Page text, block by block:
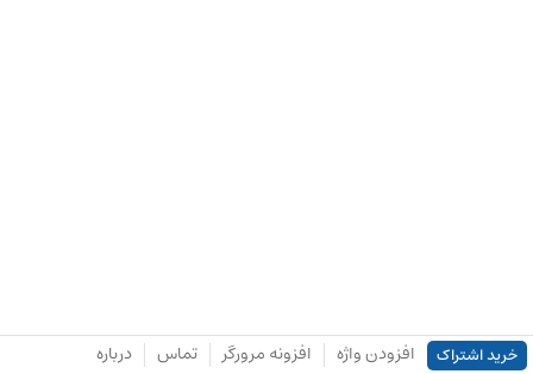
خرید اشتراک افزودن واژه افزونه مرورگر تماس درباره